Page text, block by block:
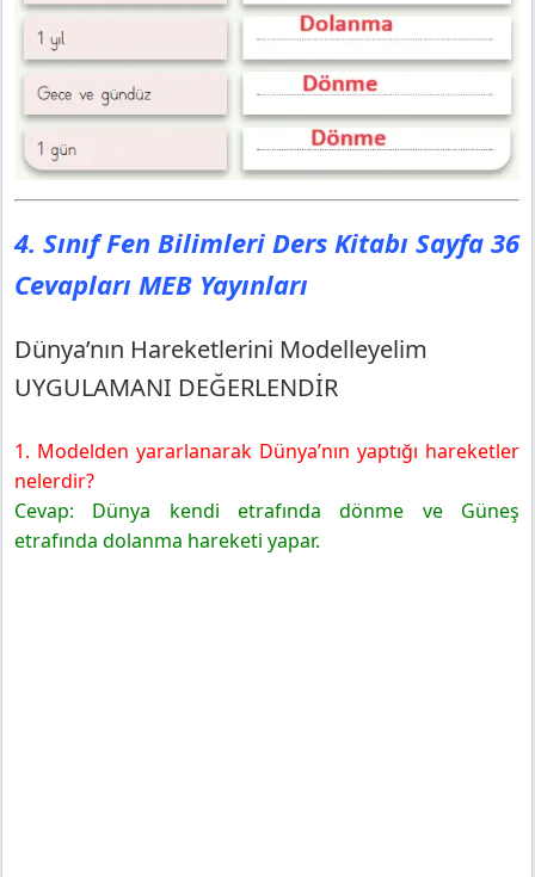
4. Sınıf Fen Bilimleri Ders Kitabı Sayfa 36
Cevapları MEB Yayınları
Dünya’nın Hareketlerini Modelleyelim
UYGULAMANI DEĞERLENDİR
1. Modelden yararlanarak Dünya’nın yaptığı hareketler
nelerdir?
Cevap: Dünya kendi etrafında dönme ve Güneş
etrafında dolanma hareketi yapar.